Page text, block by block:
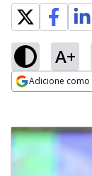
A+
Adicione